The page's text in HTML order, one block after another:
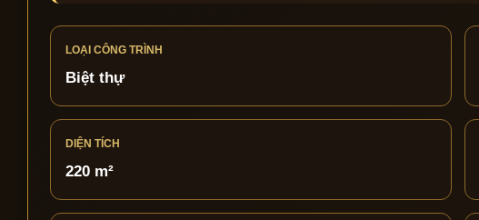
LOẠI CÔNG TRÌNH
Biệt thự
DIỆN TÍCH
220 m²